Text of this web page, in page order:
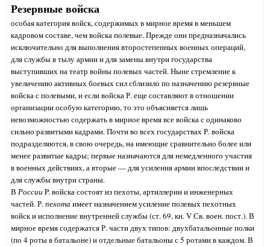
Резервные войска
особая категория войск, содержимых в мирное время в меньшем
кадровом составе, чем войска полевые. Прежде они предназначались
исключительно для выполнения второстепенных военных операций,
для службы в тылу армии и для замены внутри государства
выступивших на театр войны полевых частей. Ныне стремление к
увеличению активных боевых сил сблизило по назначению резервные
войска с полевыми, и если войска Р. еще составляют в отношении
организации особую категорию, то это объясняется лишь
невозможностью содержать в мирное время все войска с одинаково
сильно развитыми кадрами. Почти во всех государствах Р. войска
подразделяются, в свою очередь, на имеющие сравнительно более или
менее развитые кадры; первые назначаются для немедленного участия
в военных действиях, а вторые — для усиления армии впоследствии и
для службы внутри страны.
В России P. войска состоят из пехоты, артиллерии и инженерных
частей. Р.пехота имеет назначением усиление полевых пехотных
войск и исполнение внутренней службы (ст. 69, кн. V Св. воен. пост.). В
мирное время содержатся Р. части двух типов: двухбатальонные полки
(по 4 роты в батальоне) и отдельные батальоны с 5 ротами в каждом. В